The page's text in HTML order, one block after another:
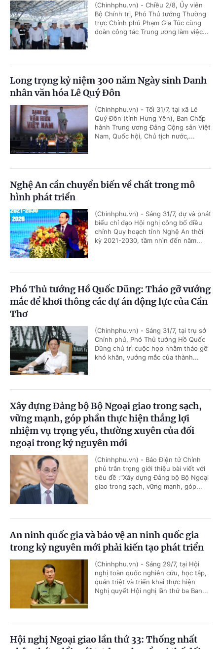
(Chinhphu.vn) - Chiều 2/8, Ủy viên
Bộ Chính trị, Phó Thủ tướng Thường
trực Chính phủ Phạm Gia Túc cùng
đoàn công tác Trung ương làm việc...
Long trọng kỷ niệm 300 năm Ngày sinh Danh
nhân văn hóa Lê Quý Đôn
(Chinhphu.vn) - Tối 31/7, tại xã Lê
Quý Đôn (tỉnh Hưng Yên), Ban Chấp
hành Trung ương Đảng Cộng sản Việt
Nam, Quốc hội, Chủ tịch nước,...
Nghệ An cần chuyển biến về chất trong mô
hình phát triển
(Chinhphu.vn) - Sáng 31/7, dự và phát
biểu chỉ đạo Hội nghị công bố điều
chỉnh Quy hoạch tỉnh Nghệ An thời
kỳ 2021-2030, tầm nhìn đến năm...
Phó Thủ tướng Hồ Quốc Dũng: Tháo gỡ vướng
mắc để khơi thông các dự án động lực của Cần
Thơ
(Chinhphu.vn) - Sáng 31/7, tại trụ sở
Chính phủ, Phó Thủ tướng Hồ Quốc
Dũng chủ trì cuộc họp nhằm tháo gỡ
khó khăn, vướng mắc của thành...
Xây dựng Đảng bộ Bộ Ngoại giao trong sạch,
vững mạnh, góp phần thực hiện thắng lợi
nhiệm vụ trọng yếu, thường xuyên của đối
ngoại trong kỷ nguyên mới
(Chinhphu.vn) - Báo Điện tử Chính
phủ trân trọng giới thiệu bài viết với
tiêu đề :"Xây dựng Đảng bộ Bộ Ngoại
giao trong sạch, vững mạnh, góp...
An ninh quốc gia và bảo vệ an ninh quốc gia
trong kỷ nguyên mới phải kiến tạo phát triển
(Chinhphu.vn) - Sáng 29/7, tại Hội
nghị toàn quốc nghiên cứu, học tập,
quán triệt và triển khai thực hiện
Nghị quyết Hội nghị lần thứ ba Ban...
Hội nghị Ngoại giao lần thứ 33: Thống nhất